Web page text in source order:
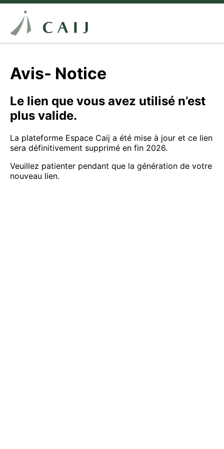
Avis- Notice
Le lien que vous avez utilisé n’est
plus valide.
La plateforme Espace Caij a été mise à jour et ce lien
sera définitivement supprimé en fin 2026.
Veuillez patienter pendant que la génération de votre
nouveau lien.